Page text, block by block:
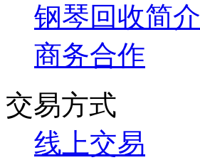
钢琴回收简介
商务合作
交易方式
线上交易